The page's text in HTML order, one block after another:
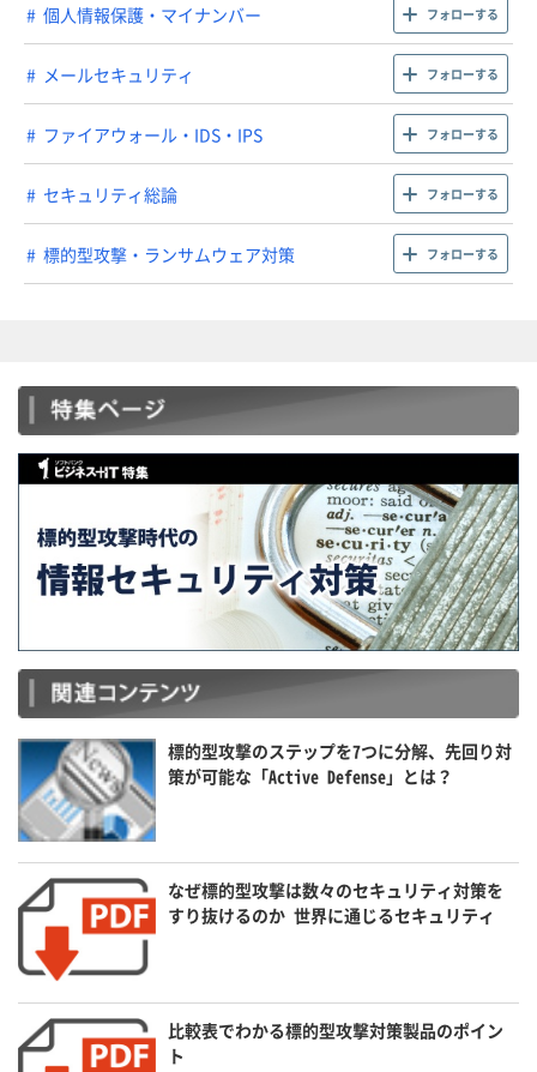
個人情報保護・マイナンバー フォローする
メールセキュリティ フォローする
ファイアウォール・IDS・IPS フォローする
セキュリティ総論 フォローする
標的型攻撃・ランサムウェア対策 フォローする
標的型攻撃のステップを7つに分解、先回り対
策が可能な「Active Defense」とは？
なぜ標的型攻撃は数々のセキュリティ対策を
すり抜けるのか 世界に通じるセキュリティ
比較表でわかる標的型攻撃対策製品のポイン
ト